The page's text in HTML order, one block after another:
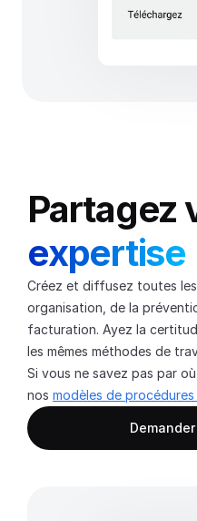
Partagez
expertise
Créez et diffusez toutes
organisation, de la
facturation. Ayez la
les mêmes méthodes de
Si vous ne savez pas par
nos modèles de